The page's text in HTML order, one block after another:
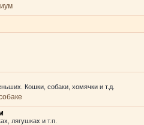
Кошки, собаки, хомячки и т.д.
лягушках и т.п.